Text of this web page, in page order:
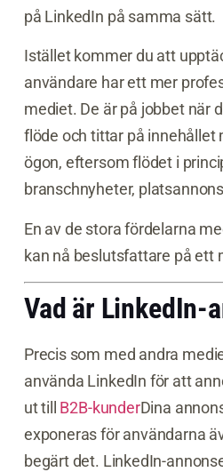
på LinkedIn på samma sätt.
Istället kommer du att
användare har ett mer
mediet. De är på jobbet när
flöde och tittar på innehållet
ögon, eftersom flödet i
branschnyheter,
En av de stora fördelarna
kan nå beslutsfattare på ett
Vad är LinkedIn-
Precis som med andra
använda LinkedIn för att
ut till B2B-kunderDina
exponeras för användarna
begärt det. LinkedIn-